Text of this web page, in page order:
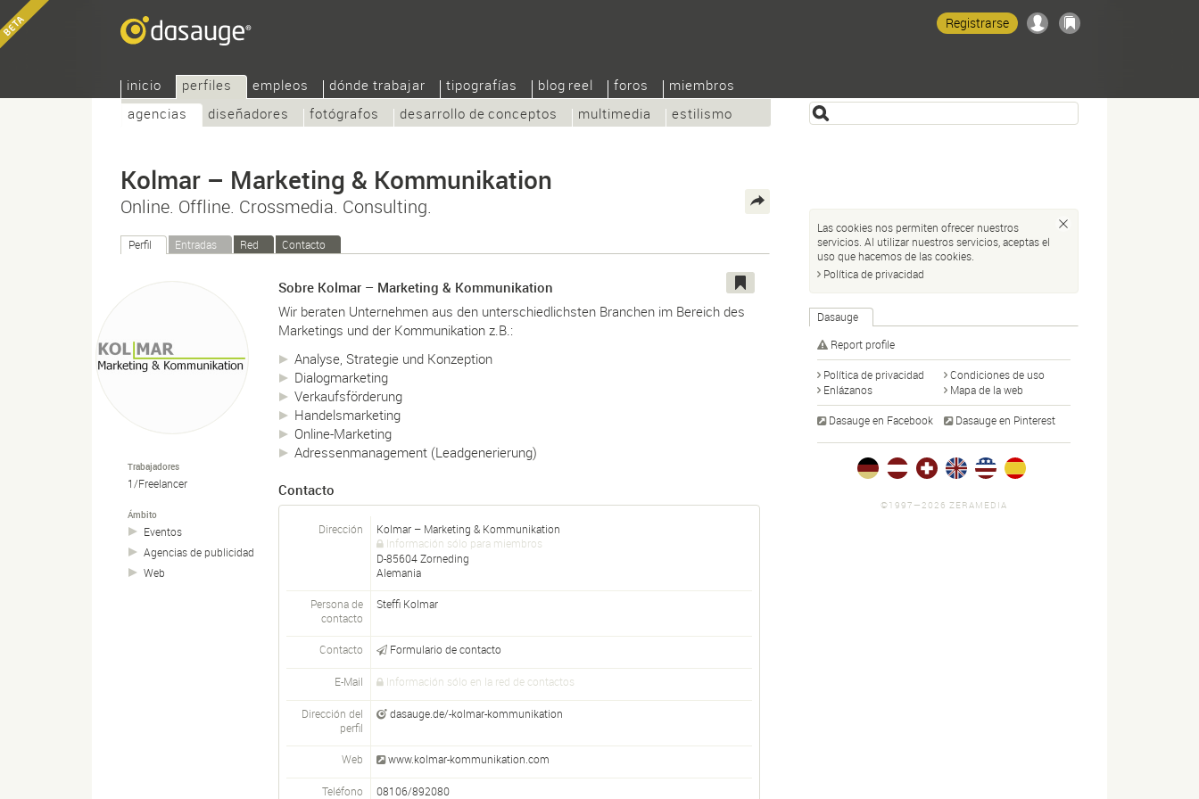
inicio
perfiles
agencias
diseñadores fotógrafos desarrollo de conceptos multimedia estilismo
empleos dónde trabajar tipografías blog reel foros miembros
Registrarse
Kolmar – Marketing & Kommunikation
Online. Offline. Crossmedia. Consulting.
Perfil Entradas Red Contacto
Trabajadores
1/Freelancer
Ámbito
Eventos
Agencias de publicidad
Web
Sobre Kolmar – Marketing & Kommunikation
Wir beraten Unternehmen aus den unterschiedlichsten Branchen im Bereich des
Marketings und der Kommunikation z.B.:
Analyse, Strategie und Konzeption
Dialogmarketing
Verkaufsförderung
Handelsmarketing
Online-Marketing
Adressenmanagement (Leadgenerierung)
Contacto
Dirección
Kolmar – Marketing & Kommunikation
Información sólo para miembros
D-85604Zorneding
Alemania
Persona de
contacto
Steffi Kolmar
Contacto Formulario de contacto
E-Mail Información sólo en la red de contactos
Dirección del
perfil
dasauge.de/-kolmar-kommunikation
Web www.kolmar-kommunikation.com
Teléfono 08106/892080
Las cookies nos permiten ofrecer nuestros
servicios. Al utilizar nuestros servicios, aceptas el
uso que hacemos de las cookies.
Política de privacidad
Dasauge
Report profile
Política de privacidad
Condiciones de uso
Enlázanos
Mapa de la web
Dasauge en Facebook Dasauge en Pinterest
©1997—2026 ZERAMEDIA